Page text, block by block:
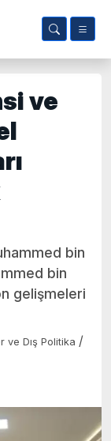
ve
bin
bin
gelişmeleri
ve Dış Politika /